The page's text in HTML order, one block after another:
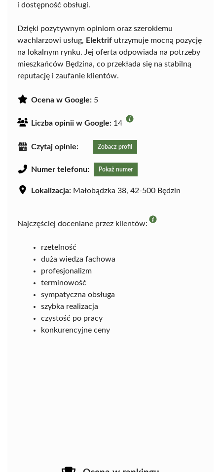
i dostępność obsługi.
Dzięki pozytywnym opiniom oraz szerokiemu
wachlarzowi usług, Elektrif utrzymuje mocną pozycję
na lokalnym rynku. Jej oferta odpowiada na potrzeby
mieszkańców Będzina, co przekłada się na stabilną
reputację i zaufanie klientów.
Ocena w Google: 5
Liczba opinii w Google: 14
Czytaj opinie: Zobacz profil
Numer telefonu: Pokaż numer
Lokalizacja: Małobądzka 38, 42-500 Będzin
Najczęściej doceniane przez klientów:
rzetelność
duża wiedza fachowa
profesjonalizm
terminowość
sympatyczna obsługa
szybka realizacja
czystość po pracy
konkurencyjne ceny